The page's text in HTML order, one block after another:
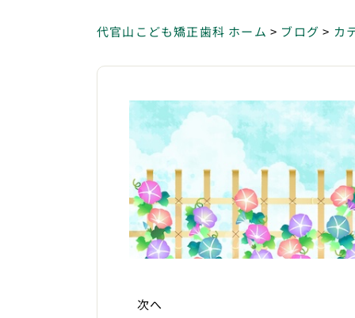
代官山こども矯正歯科 ホーム > ブログ > カ
次へ